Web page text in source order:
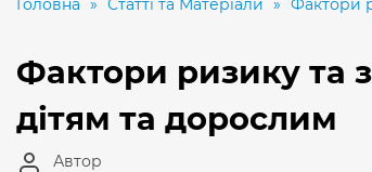
Головна » Статті та Матеріали » Фактори
Фактори ризику та
дітям та дорослим
Автор